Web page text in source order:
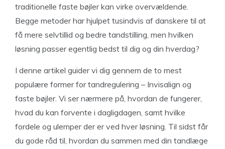
traditionelle faste bøjler kan virke overvældende.
Begge metoder har hjulpet tusindvis af danskere til at
få mere selvtillid og bedre tandstilling, men hvilken
løsning passer egentlig bedst til dig og din hverdag?
I denne artikel guider vi dig gennem de to mest
populære former for tandregulering – Invisalign og
faste bøjler. Vi ser nærmere på, hvordan de fungerer,
hvad du kan forvente i dagligdagen, samt hvilke
fordele og ulemper der er ved hver løsning. Til sidst får
du gode råd til, hvordan du sammen med din tandlæge